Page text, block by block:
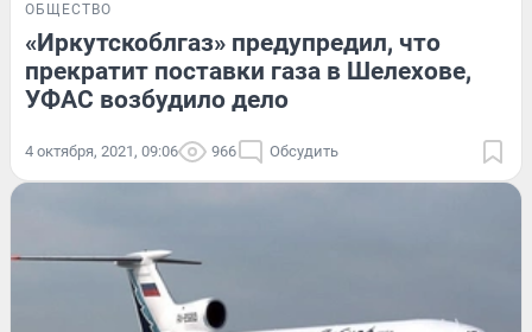
ОБЩЕСТВО
«Иркутскоблгаз» предупредил, что
прекратит поставки газа в Шелехове,
УФАС возбудило дело
4 октября, 2021, 09:06 966 Обсудить